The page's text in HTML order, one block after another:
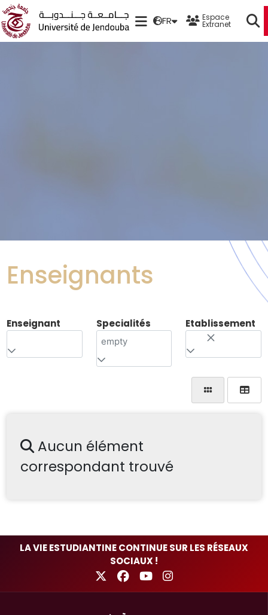
FR Espace
Extranet
Enseignants
Enseignant Specialités
empty
Etablissement
Aucun élément
correspondant trouvé
LA VIE ESTUDIANTINE CONTINUE SUR LES RÉSEAUX
SOCIAUX !